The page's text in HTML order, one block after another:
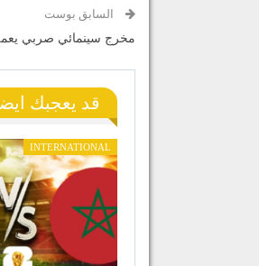
السابق بوست
مخرج سينمائي صربي
قد يعجبك
INTERNATIONAL